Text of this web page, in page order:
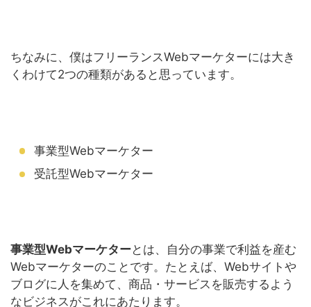
ちなみに、僕はフリーランスWebマーケターには大き
くわけて2つの種類があると思っています。
事業型Webマーケター
受託型Webマーケター
事業型Webマーケターとは、自分の事業で利益を産む
Webマーケターのことです。たとえば、Webサイトや
ブログに人を集めて、商品・サービスを販売するよう
なビジネスがこれにあたります。